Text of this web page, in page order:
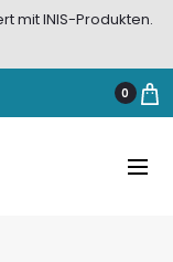
mit INIS-Produkten.
0